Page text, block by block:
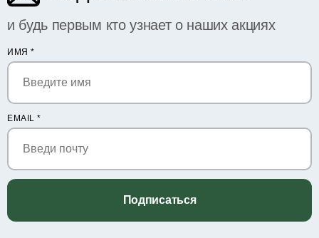
и будь первым кто узнает о наших акциях
ИМЯ *
EMAIL *
Подписаться